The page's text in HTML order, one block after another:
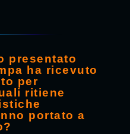
presentato
ha ricevuto
per
ritiene
portato a